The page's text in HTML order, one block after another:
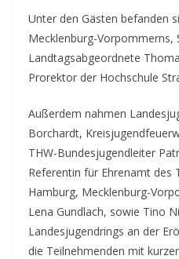
Unter den Gästen befanden
Mecklenburg-Vorpommerns,
Landtagsabgeordnete
Prorektor der Hochschule
Außerdem nahmen
Borchardt,
THW-Bundesjugendleiter
Referentin für Ehrenamt des
Hamburg, Mecklenburg-
Lena Gundlach, sowie Tino
Landesjugendrings an der
die Teilnehmenden mit